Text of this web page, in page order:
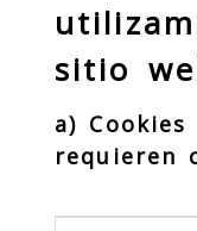
sitio
a)
requieren